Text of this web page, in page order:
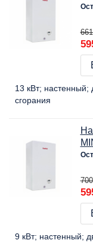
13 кВт настенный
сгорания
9 кВт настенный